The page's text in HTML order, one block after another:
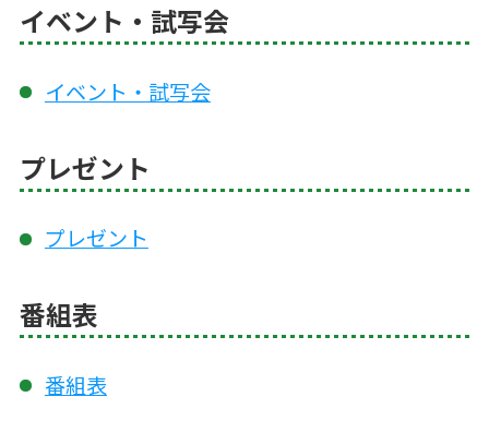
イベント・試写会
イベント・試写会
プレゼント
プレゼント
番組表
番組表